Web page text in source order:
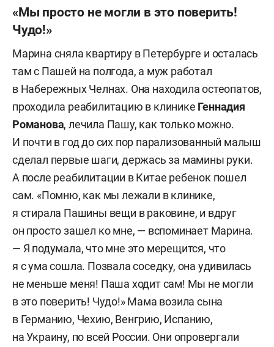
«Мы просто не могли в это поверить!
Чудо!»
Марина сняла квартиру в Петербурге и осталась
там с Пашей на полгода, а муж работал
в Набережных Челнах. Она находила остеопатов,
проходила реабилитацию в клинике Геннадия
Романова, лечила Пашу, как только можно.
И почти в год до сих пор парализованный малыш
сделал первые шаги, держась за мамины руки.
А после реабилитации в Китае ребенок пошел
сам. «Помню, как мы лежали в клинике,
я стирала Пашины вещи в раковине, и вдруг
он просто зашел ко мне, — вспоминает Марина.
— Я подумала, что мне это мерещится, что
я с ума сошла. Позвала соседку, она удивилась
не меньше меня! Паша ходит сам! Мы не могли
в это поверить! Чудо!» Мама возила сына
в Германию, Чехию, Венгрию, Испанию,
на Украину, по всей России. Они опровергали